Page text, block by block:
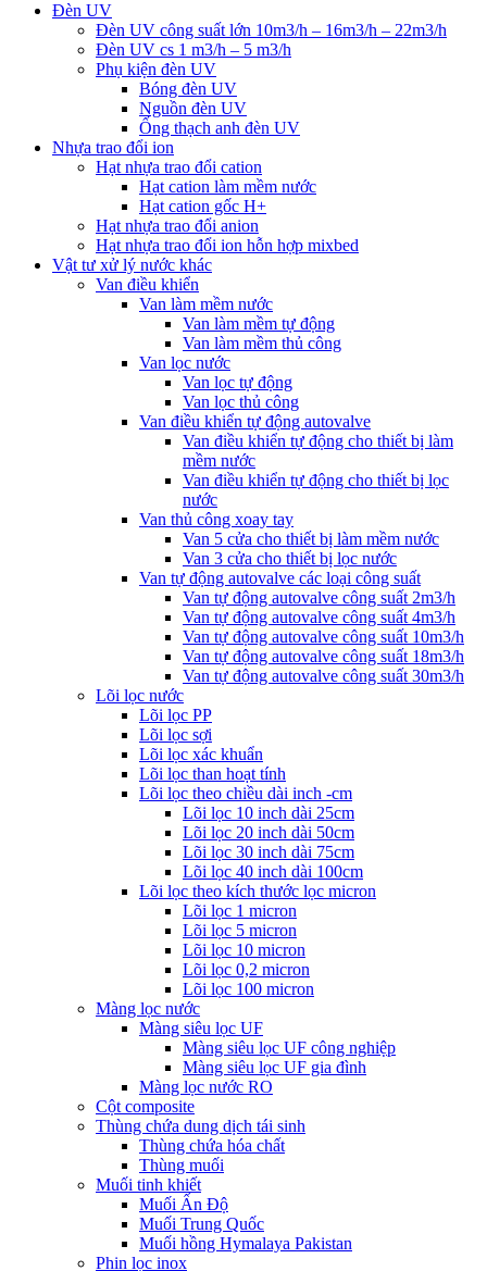
Đèn UV
Đèn UV công suất lớn 10m3/h – 16m3/h – 22m3/h
Đèn UV cs 1 m3/h – 5 m3/h
Phụ kiện đèn UV
Bóng đèn UV
Nguồn đèn UV
Ống thạch anh đèn UV
Nhựa trao đổi ion
Hạt nhựa trao đổi cation
Hạt cation làm mềm nước
Hạt cation gốc H+
Hạt nhựa trao đổi anion
Hạt nhựa trao đổi ion hỗn hợp mixbed
Vật tư xử lý nước khác
Van điều khiển
Van làm mềm nước
Van làm mềm tự động
Van làm mềm thủ công
Van lọc nước
Van lọc tự động
Van lọc thủ công
Van điều khiển tự động autovalve
Van điều khiển tự động cho thiết bị làm
mềm nước
Van điều khiển tự động cho thiết bị lọc
nước
Van thủ công xoay tay
Van 5 cửa cho thiết bị làm mềm nước
Van 3 cửa cho thiết bị lọc nước
Van tự động autovalve các loại công suất
Van tự động autovalve công suất 2m3/h
Van tự động autovalve công suất 4m3/h
Van tự động autovalve công suất 10m3/h
Van tự động autovalve công suất 18m3/h
Van tự động autovalve công suất 30m3/h
Lõi lọc nước
Lõi lọc PP
Lõi lọc sợi
Lõi lọc xác khuẩn
Lõi lọc than hoạt tính
Lõi lọc theo chiều dài inch -cm
Lõi lọc 10 inch dài 25cm
Lõi lọc 20 inch dài 50cm
Lõi lọc 30 inch dài 75cm
Lõi lọc 40 inch dài 100cm
Lõi lọc theo kích thước lọc micron
Lõi lọc 1 micron
Lõi lọc 5 micron
Lõi lọc 10 micron
Lõi lọc 0,2 micron
Lõi lọc 100 micron
Màng lọc nước
Màng siêu lọc UF
Màng siêu lọc UF công nghiệp
Màng siêu lọc UF gia đình
Màng lọc nước RO
Cột composite
Thùng chứa dung dịch tái sinh
Thùng chứa hóa chất
Thùng muối
Muối tinh khiết
Muối Ấn Độ
Muối Trung Quốc
Muối hồng Hymalaya Pakistan
Phin lọc inox